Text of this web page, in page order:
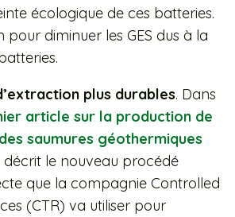
écologique de ces batteries.
pour diminuer les GES dus à la
plus durables. Dans
article sur la production de
saumures géothermiques
décrit le nouveau procédé
que la compagnie Controlled
(CTR) va utiliser pour